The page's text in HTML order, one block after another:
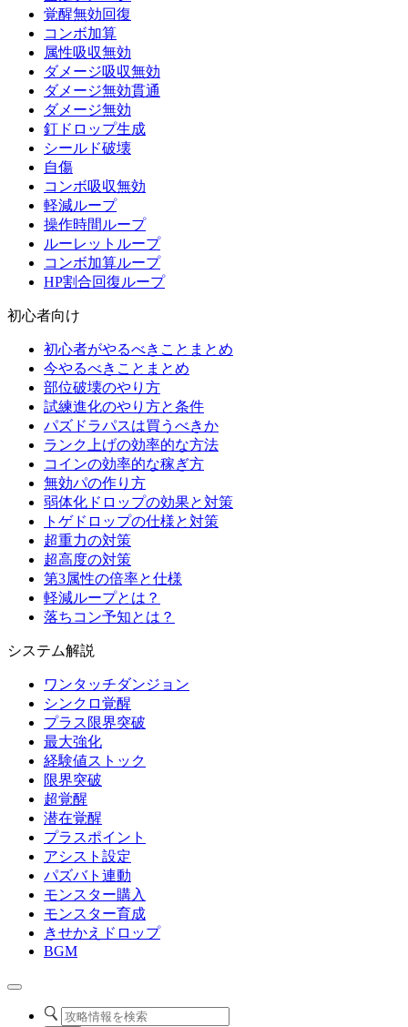
覚醒無効回復
コンボ加算
属性吸収無効
ダメージ吸収無効
ダメージ無効貫通
ダメージ無効
釘ドロップ生成
シールド破壊
自傷
コンボ吸収無効
軽減ループ
操作時間ループ
ルーレットループ
コンボ加算ループ
HP割合回復ループ
初心者向け
初心者がやるべきことまとめ
今やるべきことまとめ
部位破壊のやり方
試練進化のやり方と条件
パズドラパスは買うべきか
ランク上げの効率的な方法
コインの効率的な稼ぎ方
無効パの作り方
弱体化ドロップの効果と対策
トゲドロップの仕様と対策
超重力の対策
超高度の対策
第3属性の倍率と仕様
軽減ループとは？
落ちコン予知とは？
システム解説
ワンタッチダンジョン
シンクロ覚醒
プラス限界突破
最大強化
経験値ストック
限界突破
超覚醒
潜在覚醒
プラスポイント
アシスト設定
パズバト連動
モンスター購入
モンスター育成
きせかえドロップ
BGM